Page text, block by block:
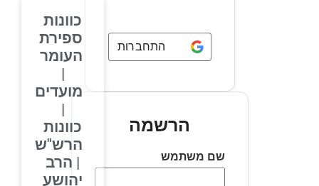
התחברות באמצעותGoogle
הרשמה
שם משתמש
כוונות
ספירת
העומר
מועדים
כוונות
הרש"ש
| הרב
יהושע